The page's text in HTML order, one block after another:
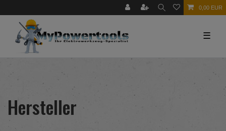
0,00 EUR
☰
Hersteller